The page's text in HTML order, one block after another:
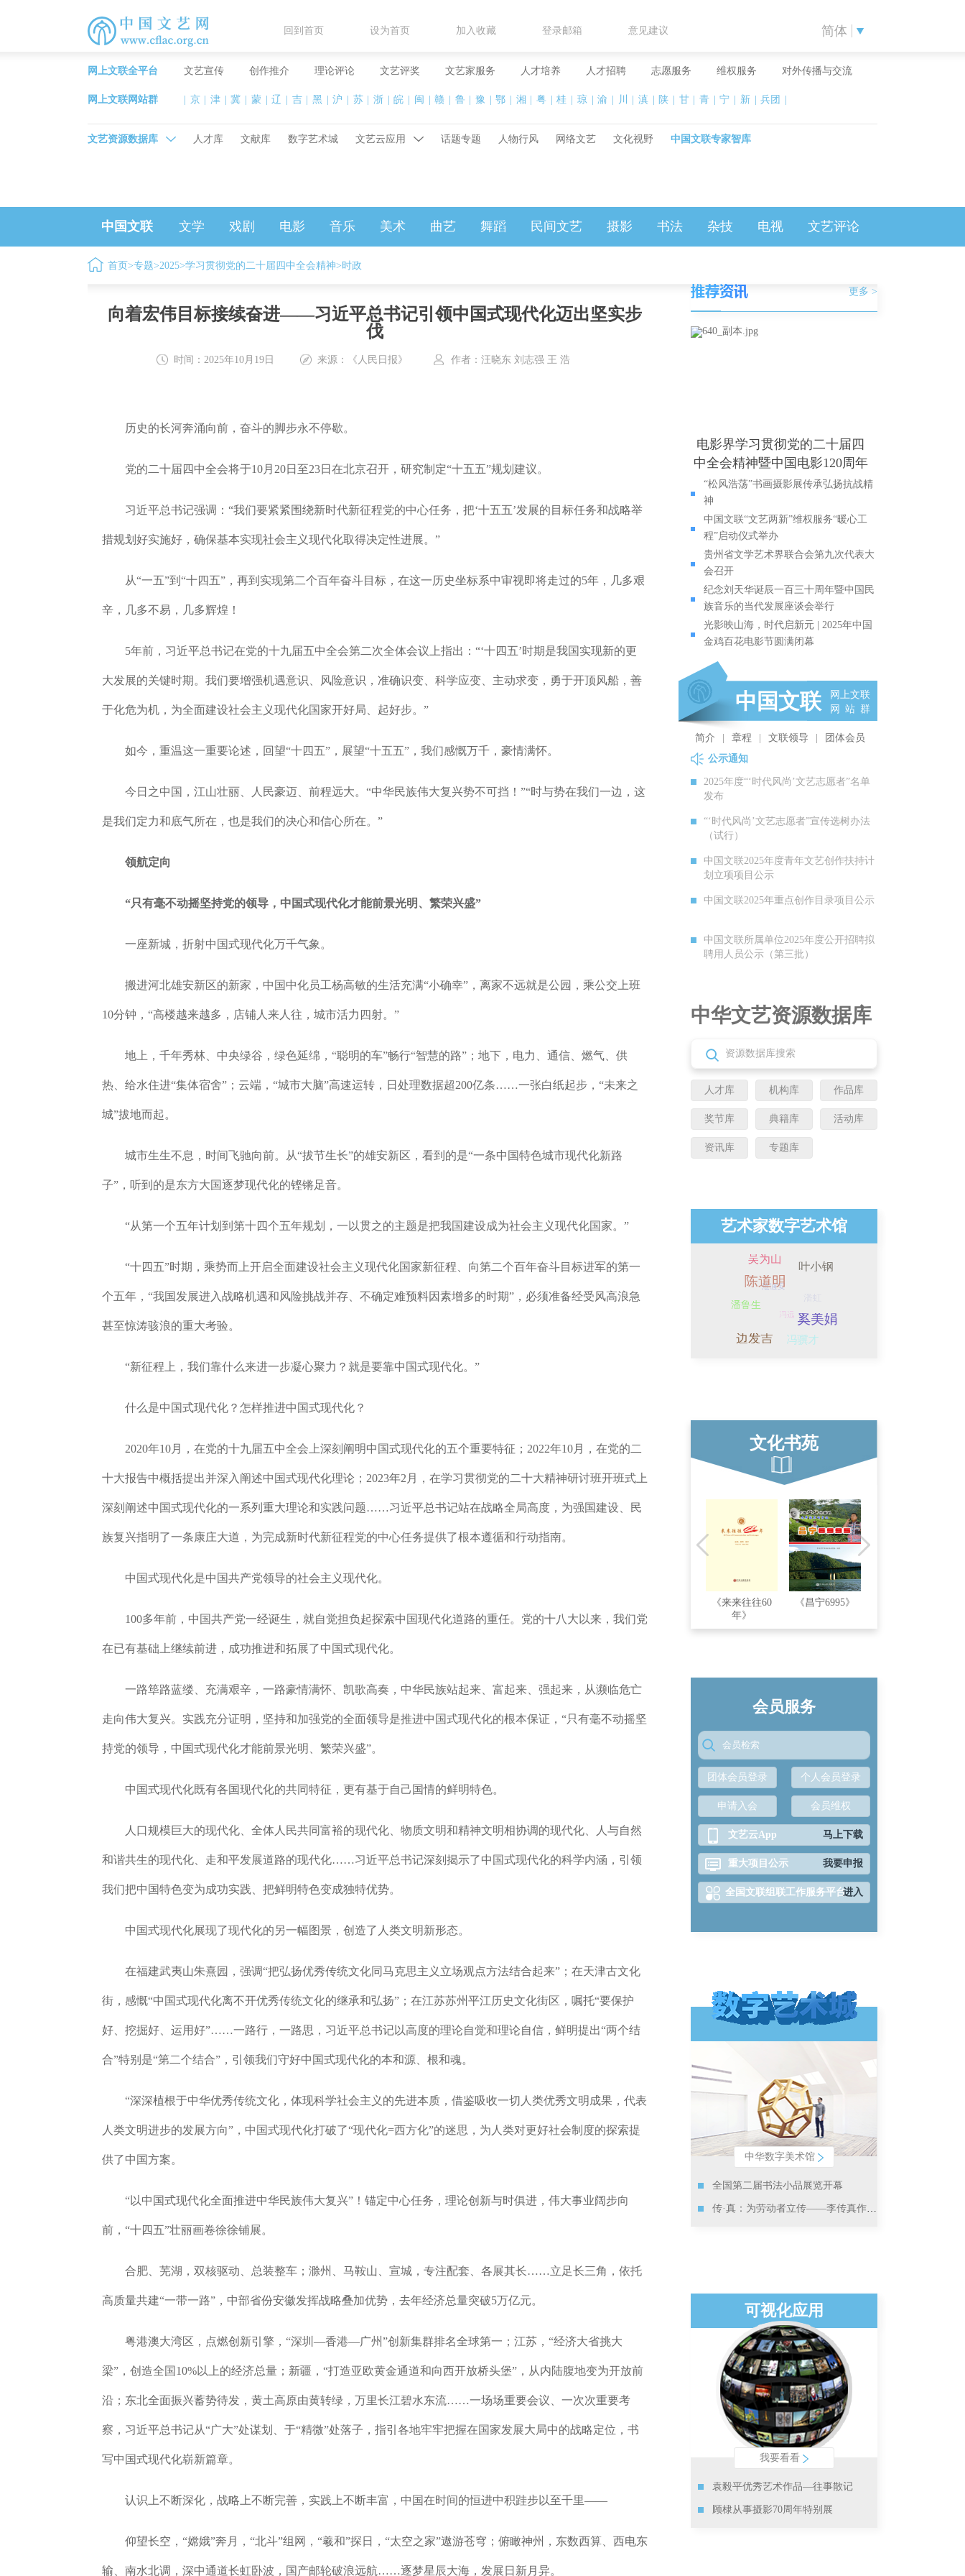
回到首页 设为首页 加入收藏 登录邮箱 意见建议 简体
网上文联全平台 文艺宣传 创作推介 理论评论 文艺评奖 文艺家服务 人才培养 人才招聘 志愿服务 维权服务 对外传播与交流
网上文联网站群 京 津 冀 蒙 辽 吉 黑 沪 苏 浙 皖 闽 赣 鲁 豫 鄂 湘 粤 桂 琼 渝 川 滇 陕 甘 青 宁 新 兵团
文艺资源数据库 人才库 文献库 数字艺术城 文艺云应用 话题专题 人物行风 网络文艺 文化视野 中国文联专家智库
中国文联 文学 戏剧 电影 音乐 美术 曲艺 舞蹈 民间文艺 摄影 书法 杂技 电视 文艺评论
首页 >专题>2025>学习贯彻党的二十届四中全会精神>时政
向着宏伟目标接续奋进——习近平总书记引领中国式现代化迈出坚实步
伐
时间：2025年10月19日 来源：《人民日报》 作者：汪晓东 刘志强 王 浩
历史的长河奔涌向前，奋斗的脚步永不停歇。
党的二十届四中全会将于10月20日至23日在北京召开，研究制定“十五五”规划建议。
习近平总书记强调：“我们要紧紧围绕新时代新征程党的中心任务，把‘十五五’发展的目标任务和战略举
措规划好实施好，确保基本实现社会主义现代化取得决定性进展。”
从“一五”到“十四五”，再到实现第二个百年奋斗目标，在这一历史坐标系中审视即将走过的5年，几多艰
辛，几多不易，几多辉煌！
5年前，习近平总书记在党的十九届五中全会第二次全体会议上指出：“‘十四五’时期是我国实现新的更
大发展的关键时期。我们要增强机遇意识、风险意识，准确识变、科学应变、主动求变，勇于开顶风船，善
于化危为机，为全面建设社会主义现代化国家开好局、起好步。”
如今，重温这一重要论述，回望“十四五”，展望“十五五”，我们感慨万千，豪情满怀。
今日之中国，江山壮丽、人民豪迈、前程远大。“中华民族伟大复兴势不可挡！”“时与势在我们一边，这
是我们定力和底气所在，也是我们的决心和信心所在。”
领航定向
“只有毫不动摇坚持党的领导，中国式现代化才能前景光明、繁荣兴盛”
一座新城，折射中国式现代化万千气象。
搬进河北雄安新区的新家，中国中化员工杨高敏的生活充满“小确幸”，离家不远就是公园，乘公交上班
10分钟，“高楼越来越多，店铺人来人往，城市活力四射。”
地上，千年秀林、中央绿谷，绿色延绵，“聪明的车”畅行“智慧的路”；地下，电力、通信、燃气、供
热、给水住进“集体宿舍”；云端，“城市大脑”高速运转，日处理数据超200亿条……一张白纸起步，“未来之
城”拔地而起。
城市生生不息，时间飞驰向前。从“拔节生长”的雄安新区，看到的是“一条中国特色城市现代化新路
子”，听到的是东方大国逐梦现代化的铿锵足音。
“从第一个五年计划到第十四个五年规划，一以贯之的主题是把我国建设成为社会主义现代化国家。”
“十四五”时期，乘势而上开启全面建设社会主义现代化国家新征程、向第二个百年奋斗目标进军的第一
个五年，“我国发展进入战略机遇和风险挑战并存、不确定难预料因素增多的时期”，必须准备经受风高浪急
甚至惊涛骇浪的重大考验。
“新征程上，我们靠什么来进一步凝心聚力？就是要靠中国式现代化。”
什么是中国式现代化？怎样推进中国式现代化？
2020年10月，在党的十九届五中全会上深刻阐明中国式现代化的五个重要特征；2022年10月，在党的二
十大报告中概括提出并深入阐述中国式现代化理论；2023年2月，在学习贯彻党的二十大精神研讨班开班式上
深刻阐述中国式现代化的一系列重大理论和实践问题……习近平总书记站在战略全局高度，为强国建设、民
族复兴指明了一条康庄大道，为完成新时代新征程党的中心任务提供了根本遵循和行动指南。
中国式现代化是中国共产党领导的社会主义现代化。
100多年前，中国共产党一经诞生，就自觉担负起探索中国现代化道路的重任。党的十八大以来，我们党
在已有基础上继续前进，成功推进和拓展了中国式现代化。
一路筚路蓝缕、充满艰辛，一路豪情满怀、凯歌高奏，中华民族站起来、富起来、强起来，从濒临危亡
走向伟大复兴。实践充分证明，坚持和加强党的全面领导是推进中国式现代化的根本保证，“只有毫不动摇坚
持党的领导，中国式现代化才能前景光明、繁荣兴盛”。
中国式现代化既有各国现代化的共同特征，更有基于自己国情的鲜明特色。
人口规模巨大的现代化、全体人民共同富裕的现代化、物质文明和精神文明相协调的现代化、人与自然
和谐共生的现代化、走和平发展道路的现代化……习近平总书记深刻揭示了中国式现代化的科学内涵，引领
我们把中国特色变为成功实践、把鲜明特色变成独特优势。
中国式现代化展现了现代化的另一幅图景，创造了人类文明新形态。
在福建武夷山朱熹园，强调“把弘扬优秀传统文化同马克思主义立场观点方法结合起来”；在天津古文化
街，感慨“中国式现代化离不开优秀传统文化的继承和弘扬”；在江苏苏州平江历史文化街区，嘱托“要保护
好、挖掘好、运用好”……一路行，一路思，习近平总书记以高度的理论自觉和理论自信，鲜明提出“两个结
合”特别是“第二个结合”，引领我们守好中国式现代化的本和源、根和魂。
“深深植根于中华优秀传统文化，体现科学社会主义的先进本质，借鉴吸收一切人类优秀文明成果，代表
人类文明进步的发展方向”，中国式现代化打破了“现代化=西方化”的迷思，为人类对更好社会制度的探索提
供了中国方案。
“以中国式现代化全面推进中华民族伟大复兴”！锚定中心任务，理论创新与时俱进，伟大事业阔步向
前，“十四五”壮丽画卷徐徐铺展。
合肥、芜湖，双核驱动、总装整车；滁州、马鞍山、宣城，专注配套、各展其长……立足长三角，依托
高质量共建“一带一路”，中部省份安徽发挥战略叠加优势，去年经济总量突破5万亿元。
粤港澳大湾区，点燃创新引擎，“深圳—香港—广州”创新集群排名全球第一；江苏，“经济大省挑大
梁”，创造全国10%以上的经济总量；新疆，“打造亚欧黄金通道和向西开放桥头堡”，从内陆腹地变为开放前
沿；东北全面振兴蓄势待发，黄土高原由黄转绿，万里长江碧水东流……一场场重要会议、一次次重要考
察，习近平总书记从“广大”处谋划、于“精微”处落子，指引各地牢牢把握在国家发展大局中的战略定位，书
写中国式现代化崭新篇章。
认识上不断深化，战略上不断完善，实践上不断丰富，中国在时间的恒进中积跬步以至千里——
仰望长空，“嫦娥”奔月，“北斗”组网，“羲和”探日，“太空之家”遨游苍穹；俯瞰神州，东数西算、西电东
输、南水北调，深中通道长虹卧波，国产邮轮破浪远航……逐梦星辰大海，发展日新月异。
更多 >
电影界学习贯彻党的二十届四
中全会精神暨中国电影120周年
座谈会举行
“松风浩荡”书画摄影展传承弘扬抗战精
神
中国文联“文艺两新”维权服务“暖心工
程”启动仪式举办
贵州省文学艺术界联合会第九次代表大
会召开
纪念刘天华诞辰一百三十周年暨中国民
族音乐的当代发展座谈会举行
光影映山海，时代启新元 | 2025年中国
金鸡百花电影节圆满闭幕
全国中青年弦乐骨干人才培训班在武汉
助力青年演员从“幕后苦练”走向“台前绽
中国文联
网上文联
网 站 群
简介 章程 文联领导
团体会员
公示通知
2025年度“‘时代风尚’文艺志愿者”名单
发布
“‘时代风尚’文艺志愿者”宣传选树办法
（试行）
中国文联2025年度青年文艺创作扶持计
划立项项目公示
中国文联2025年重点创作目录项目公示
中国文联所属单位2025年度公开招聘拟
聘用人员公示（第三批）
中华文艺资源数据库
人才库 机构库 作品库
奖节库 典籍库 活动库
资讯库 专题库
艺术家数字艺术馆
文化书苑
咖，不许笑》
中国音乐家协会
合唱联盟精选合
《来来往往60
年》
《昌宁6995》
会员服务
团体会员登录 个人会员登录
申请入会 会员维权
文艺云App 马上下载
重大项目公示 我要申报
全国文联组联工作服务平台进入
中华数字美术馆
全国第二届书法小品展览开幕
传·真：为劳动者立传——李传真作品展亮相中国美术馆
可视化应用
我要看看
袁毅平优秀艺术作品—往事散记
顾棣从事摄影70周年特别展